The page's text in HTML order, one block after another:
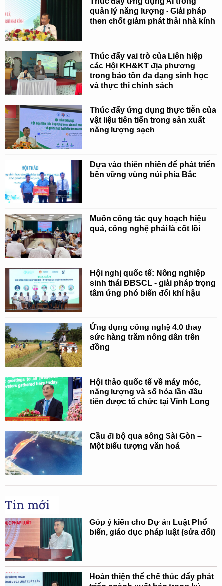
quản lý năng lượng - Giải pháp
then chốt giảm phát thải nhà kính
Thúc đẩy vai trò của Liên hiệp
các Hội KH&KT địa phương
trong bảo tồn đa dạng sinh học
và thực thi chính sách
Thúc đẩy ứng dụng thực tiễn của
vật liệu tiên tiến trong sản xuất
năng lượng sạch
Dựa vào thiên nhiên để phát triển
bền vững vùng núi phía Bắc
Muốn công tác quy hoạch hiệu
quả, công nghệ phải là cốt lõi
Hội nghị quốc tế: Nông nghiệp
sinh thái ĐBSCL - giải pháp trọng
tâm ứng phó biến đổi khí hậu
Ứng dụng công nghệ 4.0 thay
sức hàng trăm nông dân trên
đồng
Hội thảo quốc tế về máy móc,
năng lượng và số hóa lần đầu
tiên được tổ chức tại Vĩnh Long
Cầu đi bộ qua sông Sài Gòn –
Một biểu tượng văn hoá
Tin mới
Góp ý kiến cho Dự án Luật Phổ
biến, giáo dục pháp luật (sửa đổi)
Hoàn thiện thể chế thúc đẩy phát